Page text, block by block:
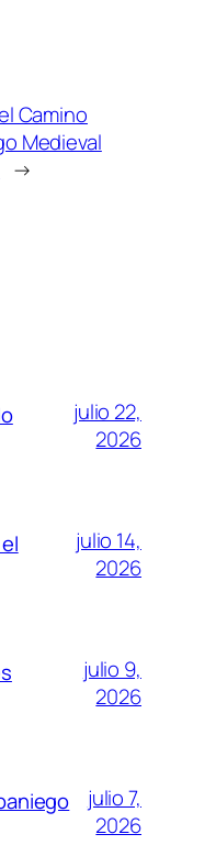
Camino
Medieval
→
julio 22,
2026
julio 14,
2026
julio 9,
2026
julio 7,
2026